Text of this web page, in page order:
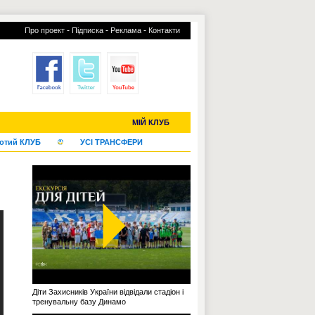
Про проект - Підписка - Реклама - Контакти
МІЙ КЛУБ
КЛУБ УСІ ТРАНСФЕРИ
Діти Захисників України відвідали стадіон і
тренувальну базу Динамо